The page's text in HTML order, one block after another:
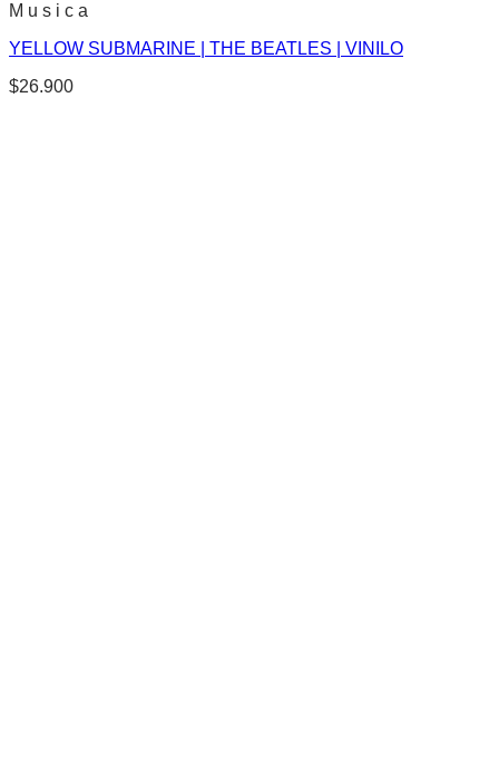
M u s i c a
YELLOW SUBMARINE | THE BEATLES | VINILO
$26.900